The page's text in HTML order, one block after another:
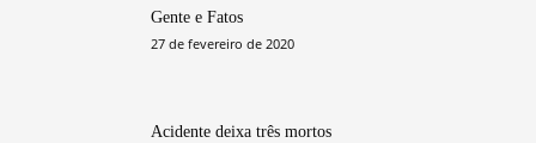
Gente e Fatos
27 de fevereiro de 2020
Acidente deixa três mortos